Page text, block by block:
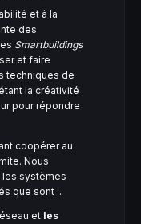
et à la
des
Smartbuildings
et faire
techniques de
la créativité
pour répondre
coopérer au
Nous
les systèmes
que sont :.
et les